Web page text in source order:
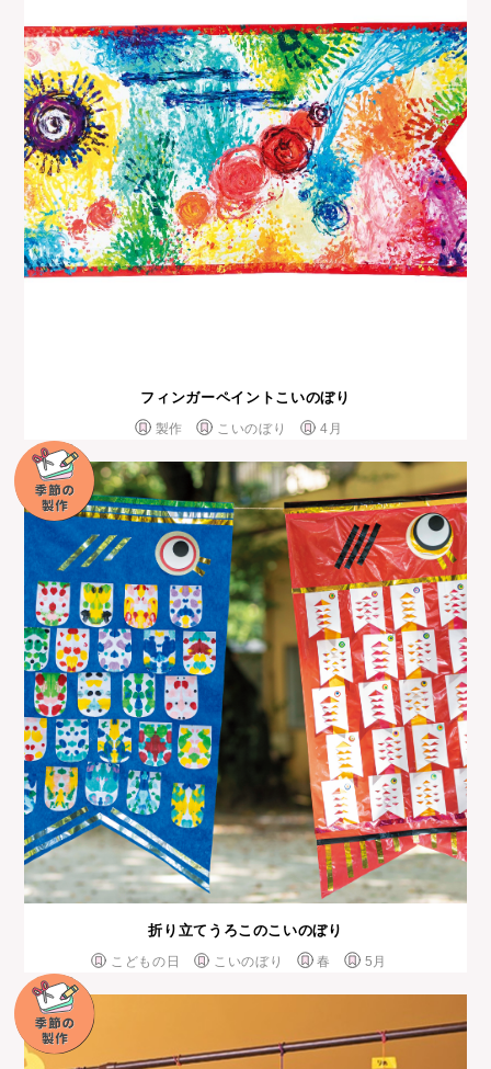
フィンガーペイントこいのぼり
製作 こいのぼり 4月
折り立てうろこのこいのぼり
こどもの日 こいのぼり 春 5月